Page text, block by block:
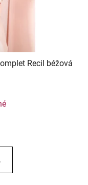
Recil béžová